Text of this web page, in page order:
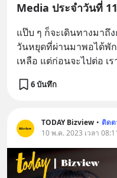
Media ประจำวันที่
แป๊บ ๆ ก็จะเดินทางมาถึ
วันหยุดที่ผ่านมาพอได้พั
เหลือ แต่ก่อนจะไปต่อ เ
6 บันทึก
TODAY Bizview • ติด
10 พ.ค. 2023 เวลา